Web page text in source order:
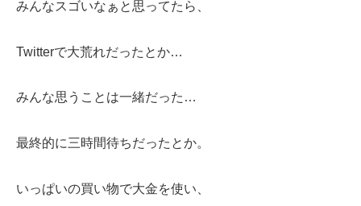
みんなスゴいなぁと思ってたら、
Twitterで大荒れだったとか…
みんな思うことは一緒だった…
最終的に三時間待ちだったとか。
いっぱいの買い物で大金を使い、